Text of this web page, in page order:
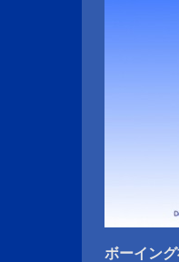
ボーイン